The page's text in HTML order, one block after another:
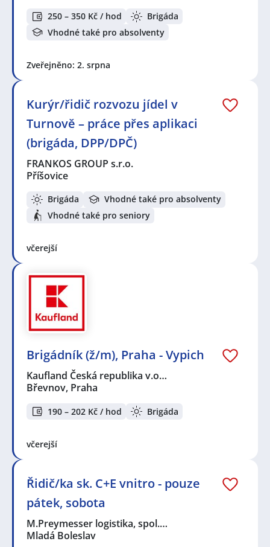
250 – 350 Kč / hod
Brigáda
Vhodné také pro absolventy
Zveřejněno: 2. srpna
Kurýr/řidič rozvozu jídel v
Turnově – práce přes aplikaci
(brigáda, DPP/DPČ)
FRANKOS GROUP s.r.o.
Příšovice
Brigáda
Vhodné také pro absolventy
Vhodné také pro seniory
včerejší
Brigádník (ž/m), Praha - Vypich
Kaufland Česká republika v.o…
Břevnov, Praha
190 – 202 Kč / hod Brigáda
včerejší
Řidič/ka sk. C+E vnitro - pouze
pátek, sobota
M.Preymesser logistika, spol.…
Mladá Boleslav